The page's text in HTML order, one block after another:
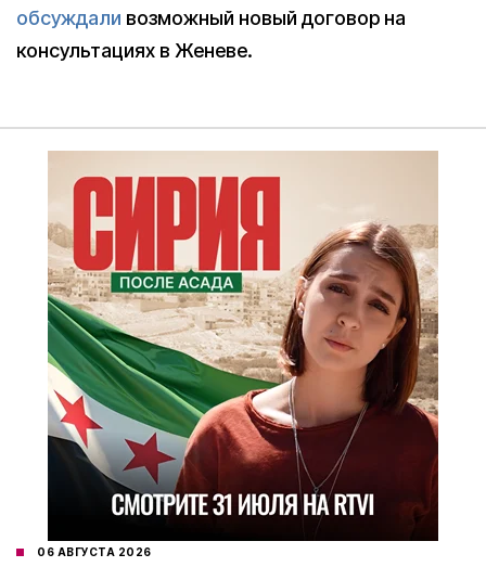
обсуждали возможный новый договор на
консультациях в Женеве.
06 АВГУСТА 2026